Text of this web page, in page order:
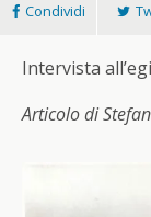
Condividi
Intervista
Articolo di